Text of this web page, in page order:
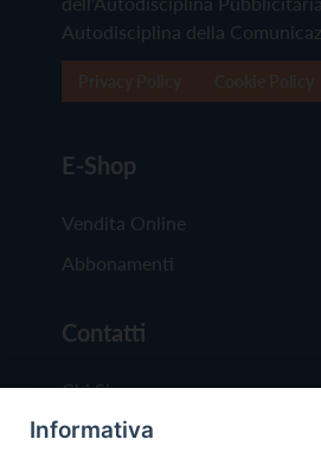
Autodisciplina della
E-Shop
Vendita Online
Abbonamenti
Contatti
Chi Siamo
Redazione
Informativa